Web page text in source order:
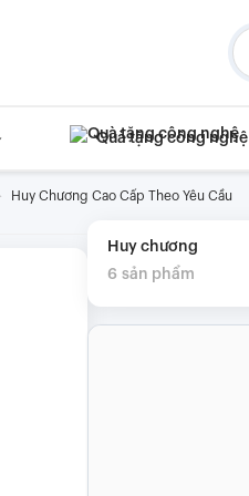
Quà tặng công nghệ
Huy Chương Cao Cấp Theo Yêu Cầu
Huy chương
6 sản phẩm